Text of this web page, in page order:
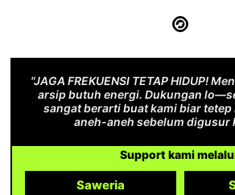
"JAGA FREKUENSI TETAP HIDUP!
arsip butuh energi. Dukungan
sangat berarti buat kami biar
aneh-aneh sebelum digusur
Support kami
Saweria